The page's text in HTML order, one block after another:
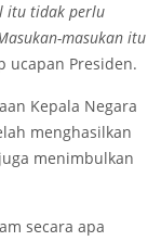
itu tidak perlu
masukan itu
ucapan Presiden.
Kepala Negara
menghasilkan
menimbulkan
secara apa